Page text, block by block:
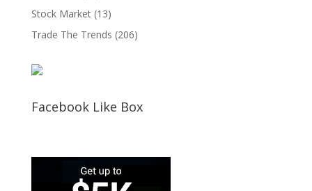
Stock Market(13)
Trade The Trends (206)
Facebook Like Box